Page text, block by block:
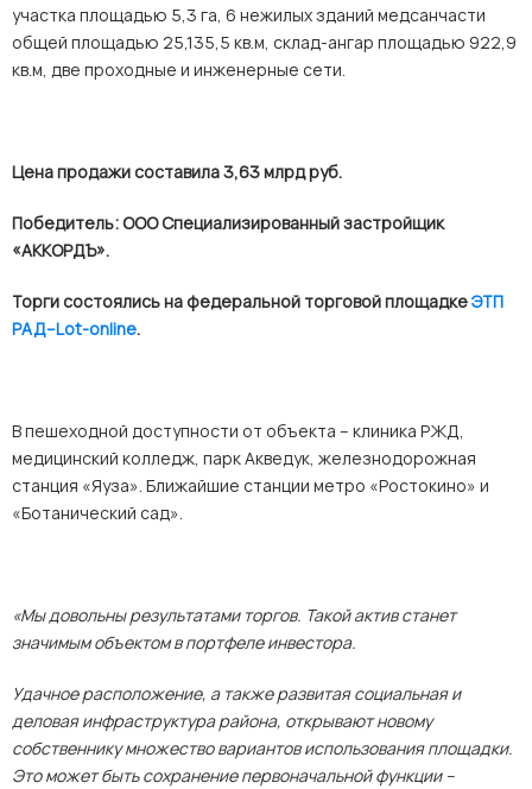
участка площадью 5,3 га, 6 нежилых зданий медсанчасти
общей площадью 25,135,5 кв.м, склад-ангар площадью 922,9
кв.м, две проходные и инженерные сети.
Цена продажи составила 3,63 млрд руб.
Победитель: ООО Специализированный застройщик
«АККОРДЪ».
Торги состоялись нафедеральной торговой площадкеЭТП
РАД–Lot-online.
В пешеходной доступности от объекта – клиника РЖД,
медицинский колледж, парк Акведук, железнодорожная
станция «Яуза». Ближайшие станции метро «Ростокино» и
«Ботанический сад».
«Мы довольны результатами торгов. Такой актив станет
значимым объектом в портфеле инвестора.
Удачное расположение, а также развитая социальная и
деловая инфраструктура района, открывают новому
собственнику множество вариантов использования площадки.
Это может быть сохранение первоначальной функции –